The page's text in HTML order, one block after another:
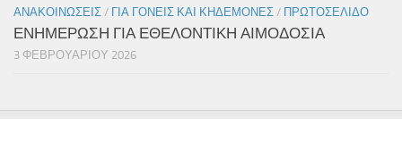
ΑΝΑΚΟΙΝΏΣΕΙΣ / ΓΙΑ ΓΟΝΕΊΣ ΚΑΙ ΚΗΔΕΜΌΝΕΣ / ΠΡΩΤΟΣΈΛΙΔΟ
ΕΝΗΜΕΡΩΣΗ ΓΙΑ ΕΘΕΛΟΝΤΙΚΗ ΑΙΜΟΔΟΣΙΑ
3 ΦΕΒΡΟΥΑΡΊΟΥ 2026